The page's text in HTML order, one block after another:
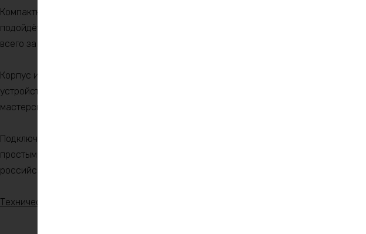
Компактное, мощное и универсальное — зарядное устройство, рассчитанное на ток
подойдёт для аккумуляторов 12В LiFePO4 и Li-NMC. Оно позволяет полностью
всего за 4 часа, обеспечивая при этом стабильность напряжения и контроль
Корпус изготовлен из прочного алюминиевого сплава и оборудован активным
устройство от перегрева даже при продолжительной работе. Отличный выбор для
мастерской или в походных условиях.
Подключение к аккумулятору осуществляется с помощью «крокодилов», что
простым и универсальным. В комплект входит переходник под стандартную
российскими вилками.
Технические параметры: